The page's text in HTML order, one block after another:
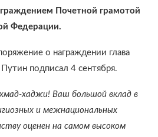
Почетной грамотой
Федерации.
о награждении глава
подписал 4 сентября.
хаджи! Ваш большой вклад в
и межнациональных
оценен на самом высоком